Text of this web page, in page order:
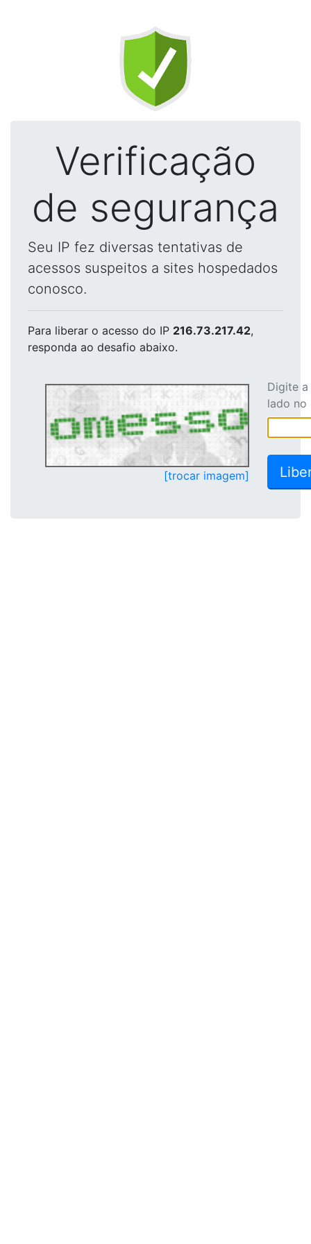
Verificação
de segurança
Seu IP fez diversas tentativas de
acessos suspeitos a sites hospedados
conosco.
Para liberar o acesso do IP 216.73.217.42,
responda ao desafio abaixo.
[trocar imagem]
Digite
lado no